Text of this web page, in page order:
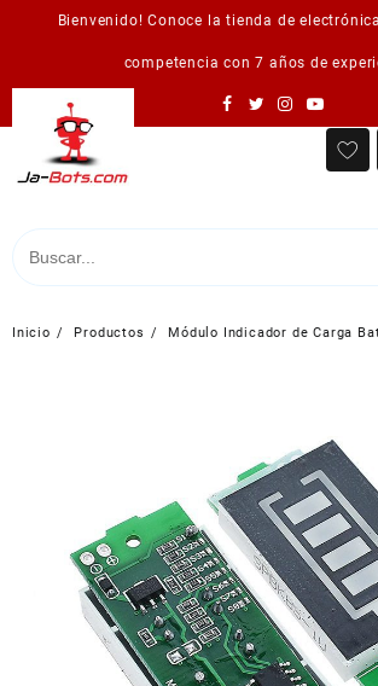
Bienvenido! Conoce la tienda de
competencia con 7 años de
Inicio Productos Módulo Indicador de Carga